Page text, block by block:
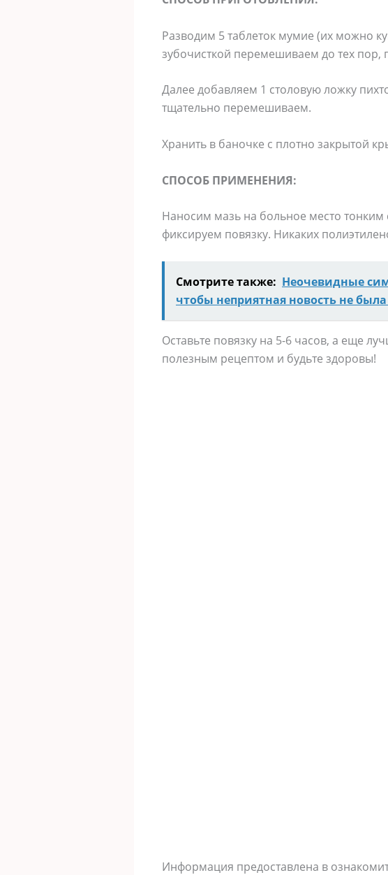
Разводим 5 таблеток мумие (их можно
зубочисткой перемешиваем до тех пор,
Далее добавляем 1 столовую ложку
тщательно перемешиваем.
Хранить в баночке с плотно закрытой
СПОСОБ ПРИМЕНЕНИЯ:
Наносим мазь на больное место
фиксируем повязку. Никаких
Смотрите также: Неочевидные
чтобы неприятная новость не
Оставьте повязку на 5-6 часов, а еще
полезным рецептом и будьте здоровы!
Информация предоставлена в